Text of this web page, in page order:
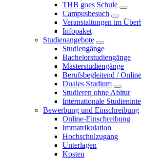
THB goes Schule
Campusbesuch
Veranstaltungen im
Infopaket
Studienangebote
Studiengänge
Bachelorstudiengänge
Masterstudiengänge
Berufsbegleitend / Online
Duales Studium
Studieren ohne Abitur
Internationale
Bewerbung und Einschreibung
Online-Einschreibung
Immatrikulation
Hochschulzugang
Unterlagen
Kosten